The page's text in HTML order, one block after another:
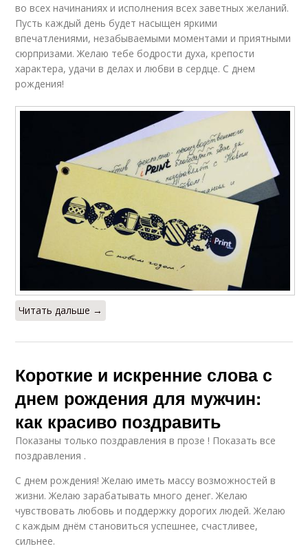
во всех начинаниях и исполнения всех заветных желаний.
Пусть каждый день будет насыщен яркими
впечатлениями, незабываемыми моментами и приятными
сюрпризами. Желаю тебе бодрости духа, крепости
характера, удачи в делах и любви в сердце. С днем
рождения!
Читать дальше →
Короткие и искренние слова с
днем рождения для мужчин:
как красиво поздравить
Показаны только поздравления в прозе ! Показать все
поздравления .
С днем рождения! Желаю иметь массу возможностей в
жизни. Желаю зарабатывать много денег. Желаю
чувствовать любовь и поддержку дорогих людей. Желаю
с каждым днём становиться успешнее, счастливее,
сильнее.